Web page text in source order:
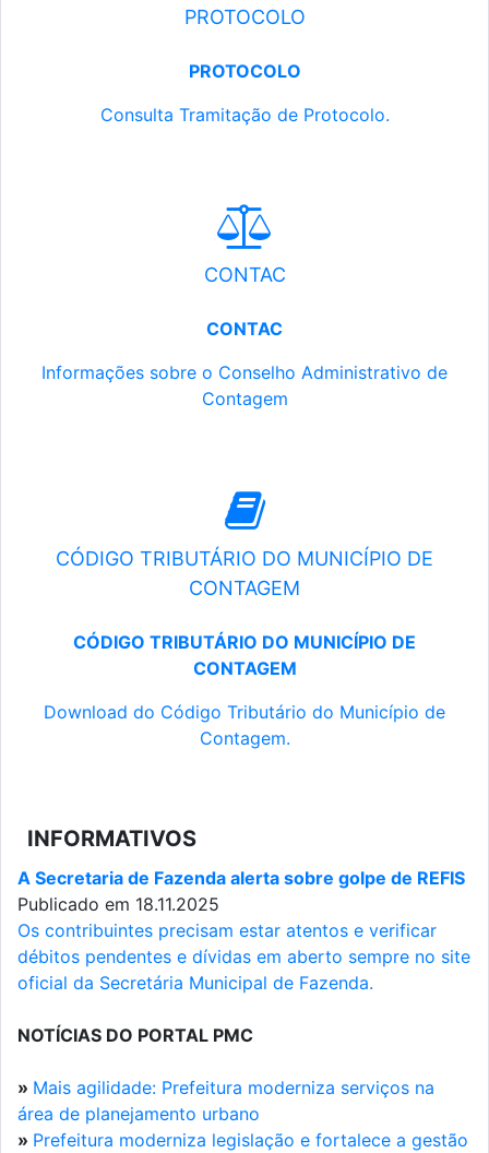
PROTOCOLO
PROTOCOLO
Consulta Tramitação de Protocolo.
CONTAC
CONTAC
Informações sobre o Conselho Administrativo de
Contagem
CÓDIGO TRIBUTÁRIO DO MUNICÍPIO DE
CONTAGEM
CÓDIGO TRIBUTÁRIO DO MUNICÍPIO DE
CONTAGEM
Download do Código Tributário do Município de
Contagem.
INFORMATIVOS
A Secretaria de Fazenda alerta sobre golpe de REFIS
Publicado em 18.11.2025
Os contribuintes precisam estar atentos e verificar
débitos pendentes e dívidas em aberto sempre no site
oficial da Secretária Municipal de Fazenda.
NOTÍCIAS DO PORTAL PMC
» Mais agilidade: Prefeitura moderniza serviços na
área de planejamento urbano
» Prefeitura moderniza legislação e fortalece a gestão